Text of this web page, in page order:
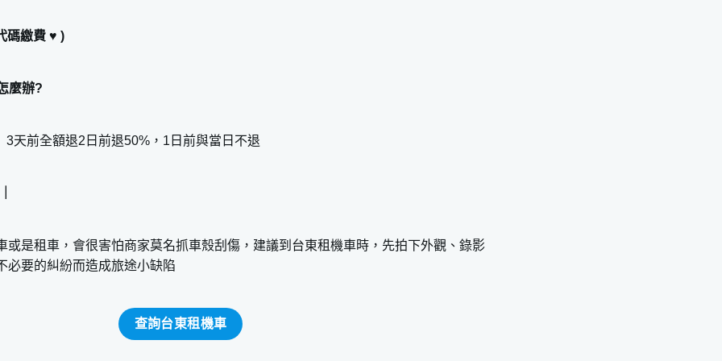
碼繳費 ♥ )
麼辦?
3天前全額退2日前退50%，1日前與當日不退
或是租車，會很害怕商家莫名抓車殼刮傷，建議到台東租機車時，先拍下外觀、錄影
必要的糾紛而造成旅途小缺陷
查詢台東租機車